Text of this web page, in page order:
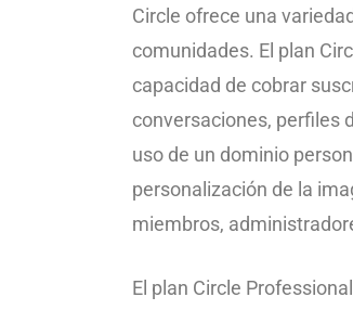
Circle ofrece una
comunidades. El plan
capacidad de cobrar
conversaciones, perfiles
uso de un dominio
personalización de la
miembros,
El plan Circle